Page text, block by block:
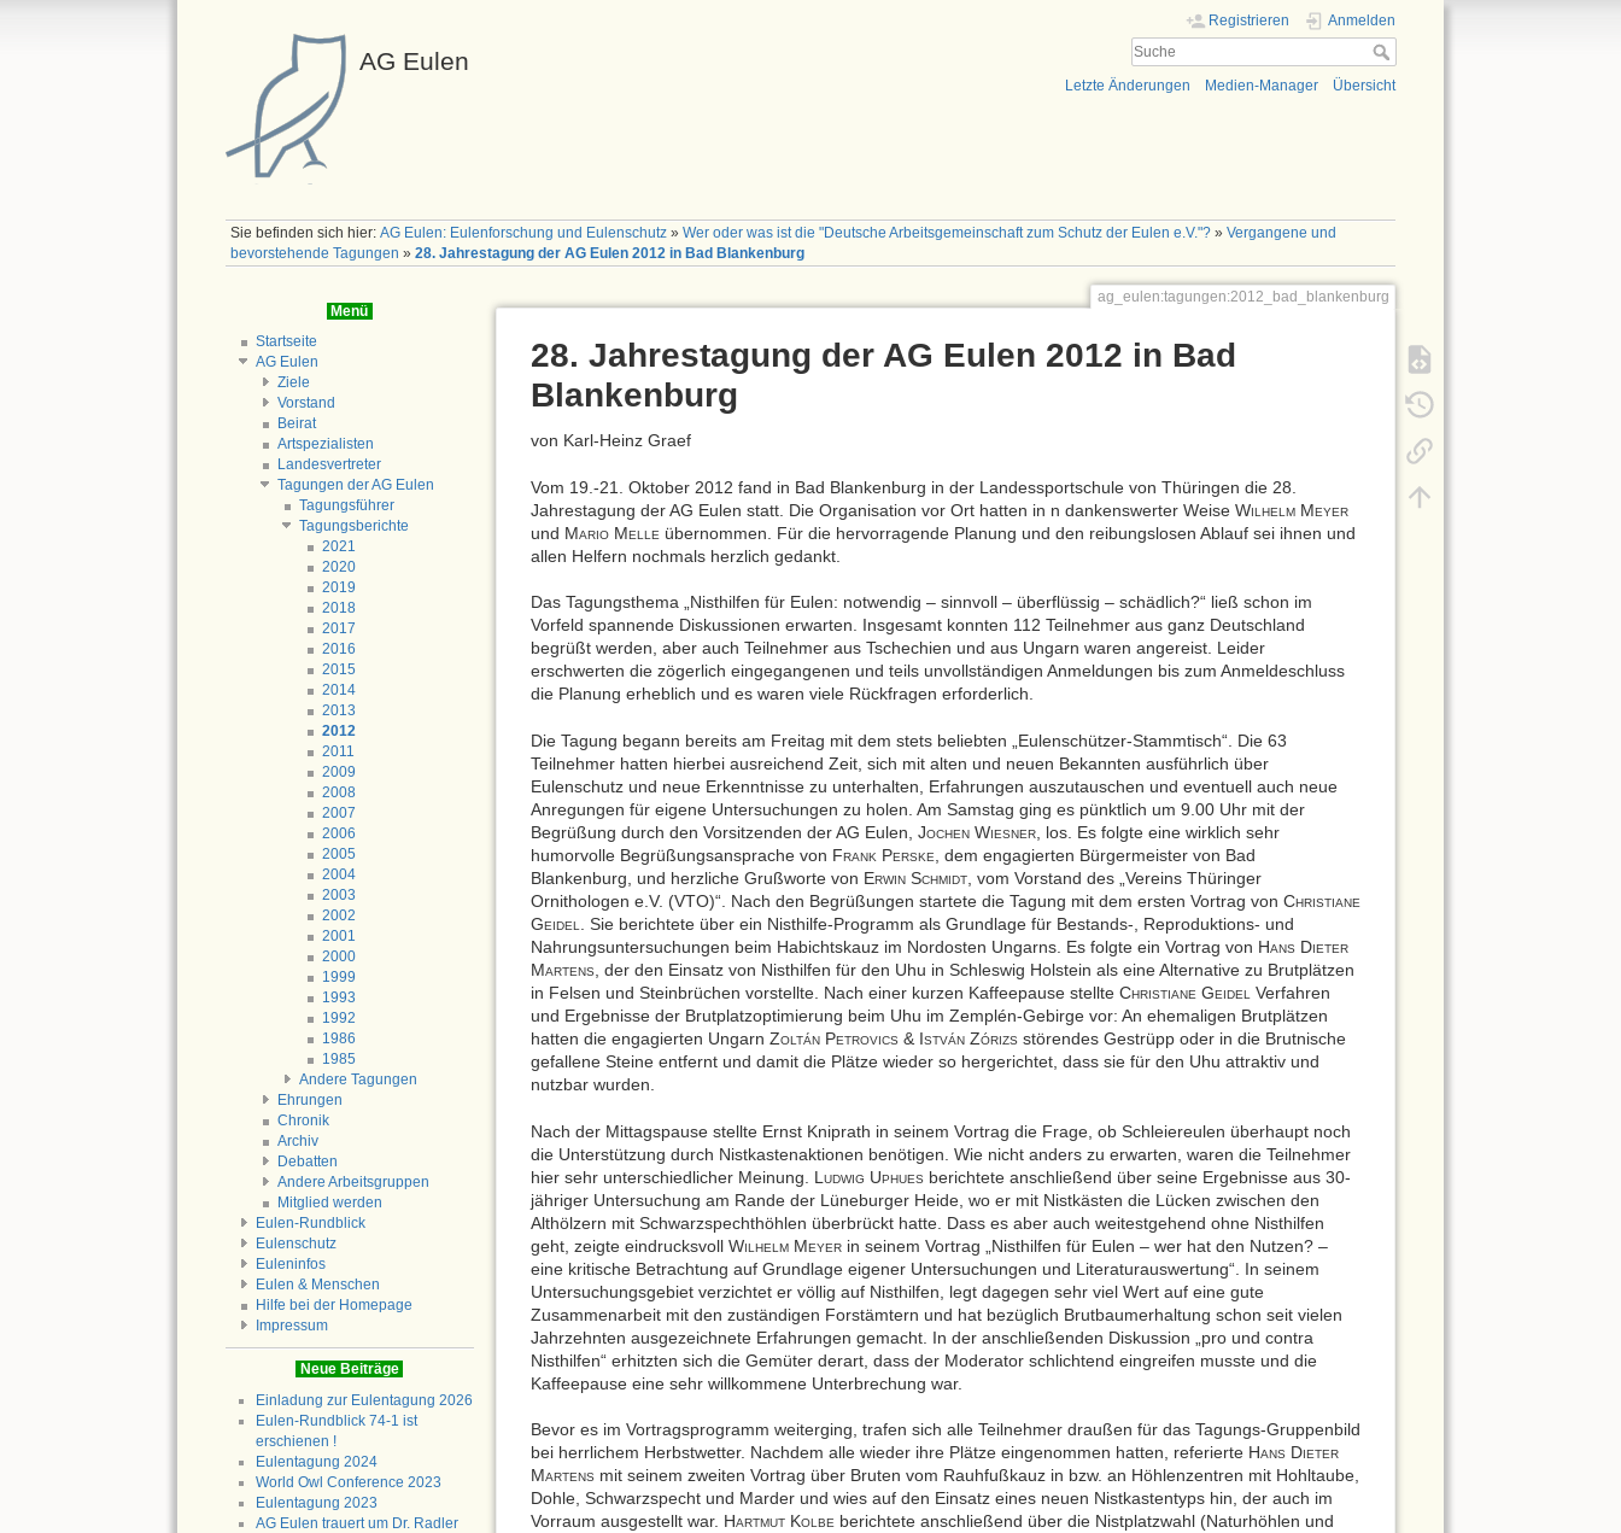
AG Eulen
Registrieren Anmelden
Letzte Änderungen Medien-Manager Übersicht
Sie befinden sich hier:AG Eulen: Eulenforschung und Eulenschutz »Wer oder was ist die "Deutsche Arbeitsgemeinschaft zum Schutz der Eulen e.V."? »Vergangene und
bevorstehende Tagungen »28. Jahrestagung der AG Eulen 2012 in Bad Blankenburg
Menü
Startseite
AG Eulen
Ziele
Vorstand
Beirat
Artspezialisten
Landesvertreter
Tagungen der AG Eulen
Tagungsführer
Tagungsberichte
2021
2020
2019
2018
2017
2016
2015
2014
2013
2012
2011
2009
2008
2007
2006
2005
2004
2003
2002
2001
2000
1999
1993
1992
1986
1985
Andere Tagungen
Ehrungen
Chronik
Archiv
Debatten
Andere Arbeitsgruppen
Mitglied werden
Eulen-Rundblick
Eulenschutz
Euleninfos
Eulen & Menschen
Hilfe bei der Homepage
Impressum
Neue Beiträge
Einladung zur Eulentagung 2026
Eulen-Rundblick 74-1 ist
erschienen !
Eulentagung 2024
World Owl Conference 2023
Eulentagung 2023
AG Eulen trauert um Dr. Radler
ag_eulen:tagungen:2012_bad_blankenburg
28. Jahrestagung der AG Eulen 2012 in Bad
Blankenburg
von Karl-Heinz Graef
Vom 19.-21. Oktober 2012 fand in Bad Blankenburg in der Landessportschule von Thüringen die 28.
Jahrestagung der AG Eulen statt. Die Organisation vor Ort hatten in n dankenswerter Weise WILHELM MEYER
und MARIO MELLE übernommen. Für die hervorragende Planung und den reibungslosen Ablauf sei ihnen und
allen Helfern nochmals herzlich gedankt.
Das Tagungsthema „Nisthilfen für Eulen: notwendig – sinnvoll – überflüssig – schädlich?“ ließ schon im
Vorfeld spannende Diskussionen erwarten. Insgesamt konnten 112 Teilnehmer aus ganz Deutschland
begrüßt werden, aber auch Teilnehmer aus Tschechien und aus Ungarn waren angereist. Leider
erschwerten die zögerlich eingegangenen und teils unvollständigen Anmeldungen bis zum Anmeldeschluss
die Planung erheblich und es waren viele Rückfragen erforderlich.
Die Tagung begann bereits am Freitag mit dem stets beliebten „Eulenschützer-Stammtisch“. Die 63
Teilnehmer hatten hierbei ausreichend Zeit, sich mit alten und neuen Bekannten ausführlich über
Eulenschutz und neue Erkenntnisse zu unterhalten, Erfahrungen auszutauschen und eventuell auch neue
Anregungen für eigene Untersuchungen zu holen. Am Samstag ging es pünktlich um 9.00 Uhr mit der
Begrüßung durch den Vorsitzenden der AG Eulen, JOCHEN WIESNER
, los. Es folgte eine wirklich sehr
humorvolle Begrüßungsansprache von FRANK PERSKE
, dem engagierten Bürgermeister von Bad
Blankenburg, und herzliche Grußworte von ERWIN SCHMIDT
, vom Vorstand des „Vereins Thüringer
Ornithologen e.V. (VTO)“. Nach den Begrüßungen startete die Tagung mit dem ersten Vortrag von CHRISTIANE
GEIDEL
. Sie berichtete über ein Nisthilfe-Programm als Grundlage für Bestands-, Reproduktions- und
Nahrungsuntersuchungen beim Habichtskauz im Nordosten Ungarns. Es folgte ein Vortrag von HANS DIETER
MARTENS
, der den Einsatz von Nisthilfen für den Uhu in Schleswig Holstein als eine Alternative zu Brutplätzen
in Felsen und Steinbrüchen vorstellte. Nach einer kurzen Kaffeepause stellte CHRISTIANE GEIDEL
Verfahren
und Ergebnisse der Brutplatzoptimierung beim Uhu im Zemplén-Gebirge vor: An ehemaligen Brutplätzen
hatten die engagierten Ungarn ZOLTÁN PETROVICS & ISTVÁN ZÓRIZS störendes Gestrüpp oder in die Brutnische
gefallene Steine entfernt und damit die Plätze wieder so hergerichtet, dass sie für den Uhu attraktiv und
nutzbar wurden.
Nach der Mittagspause stellte Ernst Kniprath in seinem Vortrag die Frage, ob Schleiereulen überhaupt noch
die Unterstützung durch Nistkastenaktionen benötigen. Wie nicht anders zu erwarten, waren die Teilnehmer
hier sehr unterschiedlicher Meinung. L UDWIG UPHUES berichtete anschließend über seine Ergebnisse aus 30-
jähriger Untersuchung am Rande der Lüneburger Heide, wo er mit Nistkästen die Lücken zwischen den
Althölzern mit Schwarzspechthöhlen überbrückt hatte. Dass es aber auch weitestgehend ohne Nisthilfen
geht, zeigte eindrucksvoll WILHELM MEYER in seinem Vortrag „Nisthilfen für Eulen – wer hat den Nutzen? –
eine kritische Betrachtung auf Grundlage eigener Untersuchungen und Literaturauswertung“. In seinem
Untersuchungsgebiet verzichtet er völlig auf Nisthilfen, legt dagegen sehr viel Wert auf eine gute
Zusammenarbeit mit den zuständigen Forstämtern und hat bezüglich Brutbaumerhaltung schon seit vielen
Jahrzehnten ausgezeichnete Erfahrungen gemacht. In der anschließenden Diskussion „pro und contra
Nisthilfen“ erhitzten sich die Gemüter derart, dass der Moderator schlichtend eingreifen musste und die
Kaffeepause eine sehr willkommene Unterbrechung war.
Bevor es im Vortragsprogramm weiterging, trafen sich alle Teilnehmer draußen für das Tagungs-Gruppenbild
bei herrlichem Herbstwetter. Nachdem alle wieder ihre Plätze eingenommen hatten, referierte HANS DIETER
MARTENS mit seinem zweiten Vortrag über Bruten vom Rauhfußkauz in bzw. an Höhlenzentren mit Hohltaube,
Dohle, Schwarzspecht und Marder und wies auf den Einsatz eines neuen Nistkastentyps hin, der auch im
Vorraum ausgestellt war. HARTMUT KOLBE berichtete anschließend über die Nistplatzwahl (Naturhöhlen und